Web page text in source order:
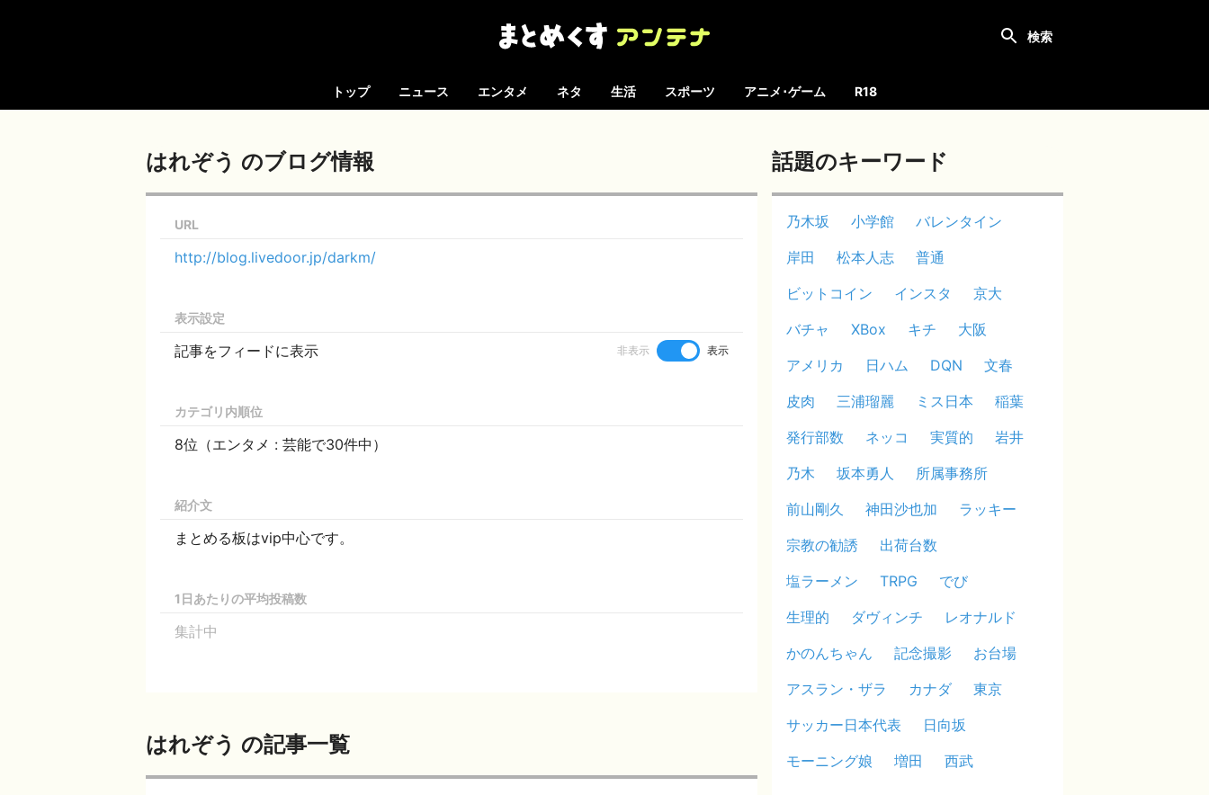
トップ ニュース エンタメ ネタ 生活 スポーツ アニメ･ゲーム R18
はれぞう のブログ情報
URL
http://blog.livedoor.jp/darkm/
表示設定
記事をフィードに表示 非表示 表示
カテゴリ内順位
8位（エンタメ : 芸能で30件中）
紹介文
まとめる板はvip中心です。
1日あたりの平均投稿数
集計中
はれぞう の記事一覧
話題のキーワード
乃木坂 小学館
バレンタイン
岸田
松本人志
普通
ビットコイン
インスタ
京大
バチャ
XBox キチ
大阪
アメリカ
日ハム DQN
文春
皮肉
三浦瑠麗 ミス日本
稲葉
発行部数
ネッコ 実質的
岩井
乃木
坂本勇人
所属事務所
前山剛久
神田沙也加
ラッキー
宗教の勧誘
出荷台数
塩ラーメン
TRPG
でび
生理的
ダヴィンチ
レオナルド
かのんちゃん
記念撮影
お台場
アスラン・ザラ
カナダ
東京
サッカー日本代表
日向坂
モーニング娘
増田 西武